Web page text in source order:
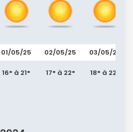
01/05/25
16° à 21°
02/05/25
17° à 22°
03/05/25
18° à 22°